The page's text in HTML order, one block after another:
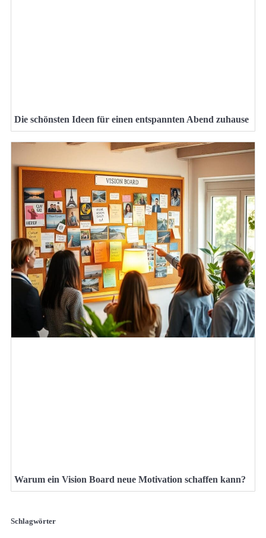
Die schönsten Ideen für einen entspannten Abend zuhause
Warum ein Vision Board neue Motivation schaffen kann?
Schlagwörter